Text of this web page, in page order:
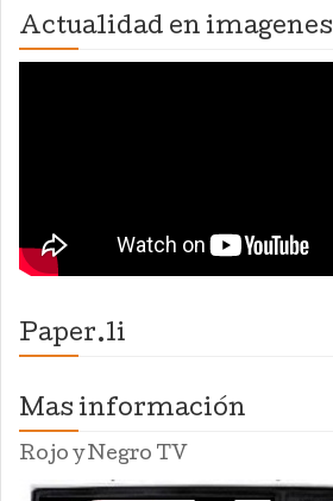
Actualidad en imagenes
Paper.li
Mas información
Rojo y Negro TV